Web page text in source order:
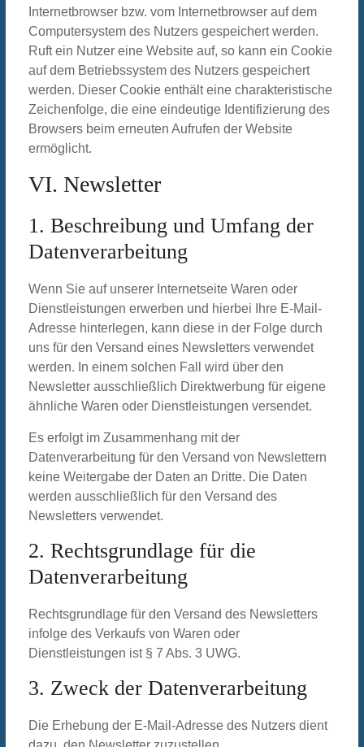
Internetbrowser bzw. vom Internetbrowser auf dem
Computersystem des Nutzers gespeichert werden.
Ruft ein Nutzer eine Website auf, so kann ein Cookie
auf dem Betriebssystem des Nutzers gespeichert
werden. Dieser Cookie enthält eine charakteristische
Zeichenfolge, die eine eindeutige Identifizierung des
Browsers beim erneuten Aufrufen der Website
ermöglicht.
VI. Newsletter
1. Beschreibung und Umfang der
Datenverarbeitung
Wenn Sie auf unserer Internetseite Waren oder
Dienstleistungen erwerben und hierbei Ihre E-Mail-
Adresse hinterlegen, kann diese in der Folge durch
uns für den Versand eines Newsletters verwendet
werden. In einem solchen Fall wird über den
Newsletter ausschließlich Direktwerbung für eigene
ähnliche Waren oder Dienstleistungen versendet.
Es erfolgt im Zusammenhang mit der
Datenverarbeitung für den Versand von Newslettern
keine Weitergabe der Daten an Dritte. Die Daten
werden ausschließlich für den Versand des
Newsletters verwendet.
2. Rechtsgrundlage für die
Datenverarbeitung
Rechtsgrundlage für den Versand des Newsletters
infolge des Verkaufs von Waren oder
Dienstleistungen ist § 7 Abs. 3 UWG.
3. Zweck der Datenverarbeitung
Die Erhebung der E-Mail-Adresse des Nutzers dient